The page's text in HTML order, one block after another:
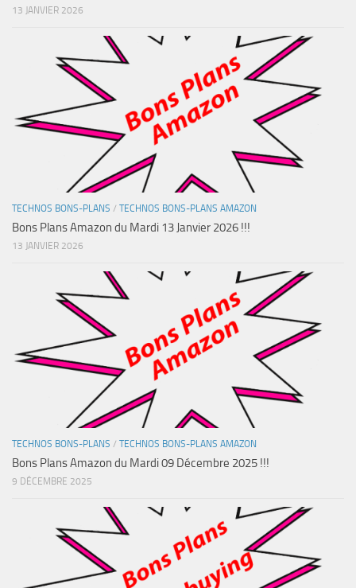
13 JANVIER 2026
TECHNOS BONS-PLANS / TECHNOS BONS-PLANS AMAZON
Bons Plans Amazon du Mardi 13 Janvier 2026 !!!
13 JANVIER 2026
TECHNOS BONS-PLANS / TECHNOS BONS-PLANS AMAZON
Bons Plans Amazon du Mardi 09 Décembre 2025 !!!
9 DÉCEMBRE 2025